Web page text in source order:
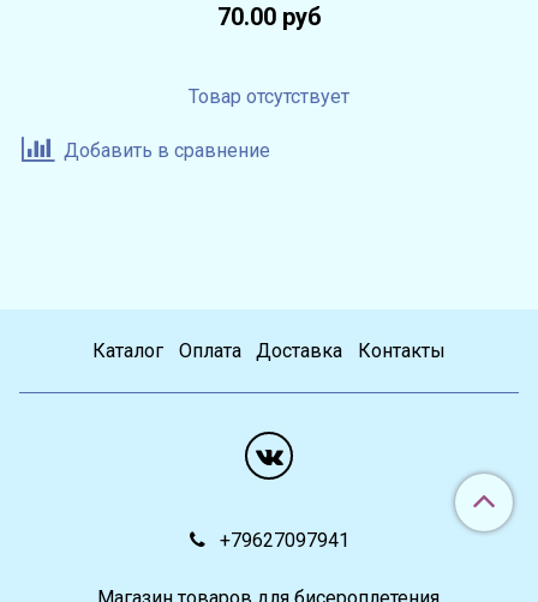
70.00 руб
Товар отсутствует
Добавить в сравнение
Каталог Оплата Доставка Контакты
+79627097941